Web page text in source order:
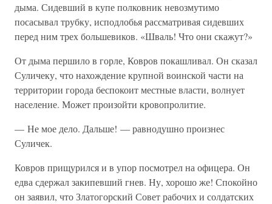
дыма. Сидевший в купе полковник невозмутимо
посасывал трубку, исподлобья рассматривая сидевших
перед ним трех большевиков. «Шваль! Что они скажут?»
От дыма першило в горле, Ковров покашливал. Он сказал
Суличеку, что нахождение крупной воинской части на
территории города беспокоит местные власти, волнует
население. Может произойти кровопролитие.
— Не мое дело. Дальше! — равнодушно произнес
Суличек.
Ковров прищурился и в упор посмотрел на офицера. Он
едва сдержал закипевший гнев. Ну, хорошо же! Спокойно
он заявил, что Златогорский Совет рабочих и солдатских